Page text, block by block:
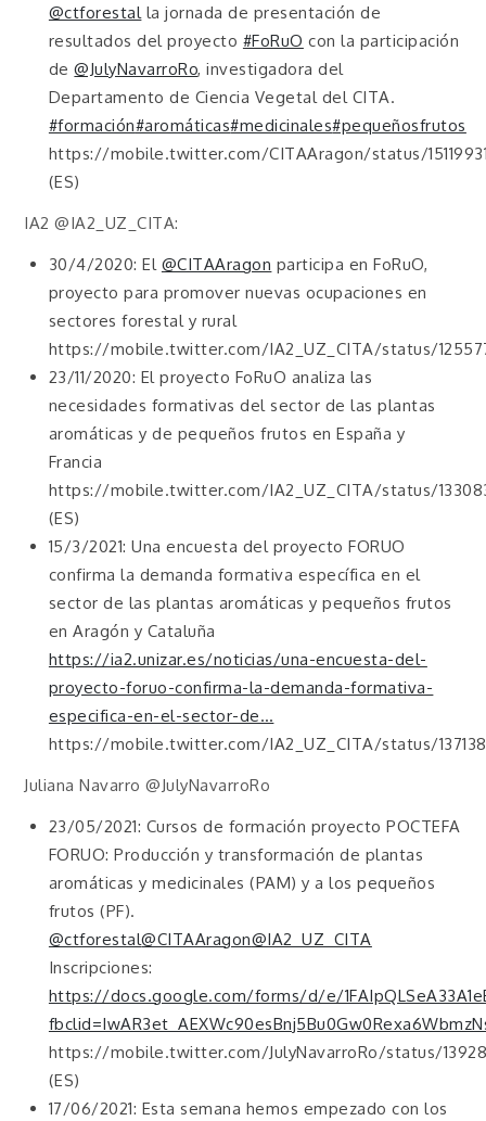
@ctforestal la jornada de presentación de
resultados del proyecto #FoRuO con la participación
de@JulyNavarroRo, investigadora del
Departamento de Ciencia Vegetal del CITA.
#formación#aromáticas#medicinales#pequeñosfrutos
https://mobile.twitter.com/CITAAragon/status/
(ES)
IA2 @IA2_UZ_CITA:
30/4/2020: El @CITAAragon participa en FoRuO,
proyecto para promover nuevas ocupaciones en
sectores forestal y rural
https://mobile.twitter.com/IA2_UZ_CITA/status/
23/11/2020: El proyecto FoRuO analiza las
necesidades formativas del sector de las plantas
aromáticas y de pequeños frutos en España y
Francia
https://mobile.twitter.com/IA2_UZ_CITA/status/
(ES)
15/3/2021: Una encuesta del proyecto FORUO
confirma la demanda formativa específica en el
sector de las plantas aromáticas y pequeños frutos
en Aragón y Cataluña
https://ia2.unizar.es/noticias/una-encuesta-del-
proyecto-foruo-confirma-la-demanda-formativa-
especifica-en-el-sector-de…
https://mobile.twitter.com/IA2_UZ_CITA/status/
Juliana Navarro @JulyNavarroRo
23/05/2021: Cursos de formación proyecto POCTEFA
FORUO: Producción y transformación de plantas
aromáticas y medicinales (PAM) y a los pequeños
frutos (PF).
@ctforestal@CITAAragon@IA2_UZ_CITA
Inscripciones:
https://docs.google.com/forms/d/e/
https://mobile.twitter.com/JulyNavarroRo/status/
(ES)
17/06/2021: Esta semana hemos empezado con los